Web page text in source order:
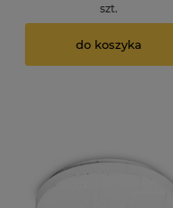
szt.
do koszyka